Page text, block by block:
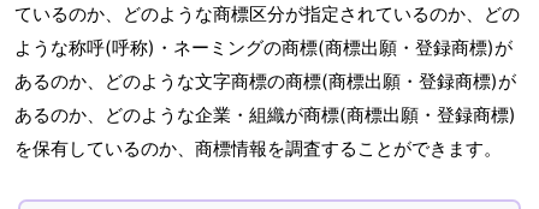
ているのか、どのような商標区分が指定されているのか、どの
ような称呼(呼称)・ネーミングの商標(商標出願・登録商標)が
あるのか、どのような文字商標の商標(商標出願・登録商標)が
あるのか、どのような企業・組織が商標(商標出願・登録商標)
を保有しているのか、商標情報を調査することができます。